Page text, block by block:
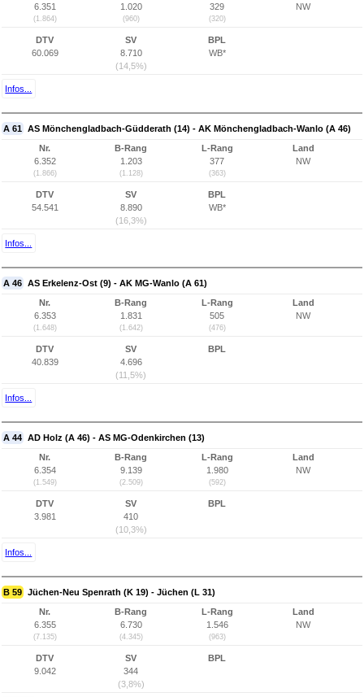
6.351
(1.864)
1.020
(960)
329
(320)
NW
DTV
60.069
SV
8.710
(14,5%)
BPL
WB*
Infos...
A 61 AS Mönchengladbach-Güdderath (14) - AK Mönchengladbach-Wanlo (A 46)
Nr.
6.352
(1.866)
B-Rang
1.203
(1.128)
L-Rang
377
(363)
Land
NW
DTV
54.541
SV
8.890
(16,3%)
BPL
WB*
Infos...
A 46 AS Erkelenz-Ost (9) - AK MG-Wanlo (A 61)
Nr.
6.353
(1.648)
B-Rang
1.831
(1.642)
L-Rang
505
(476)
Land
NW
DTV
40.839
SV
4.696
(11,5%)
BPL
Infos...
A 44 AD Holz (A 46) - AS MG-Odenkirchen (13)
Nr.
6.354
(1.549)
B-Rang
9.139
(2.509)
L-Rang
1.980
(592)
Land
NW
DTV
3.981
SV
410
(10,3%)
BPL
Infos...
B 59 Jüchen-Neu Spenrath (K 19) - Jüchen (L 31)
Nr.
6.355
(7.135)
B-Rang
6.730
(4.345)
L-Rang
1.546
(963)
Land
NW
DTV
9.042
SV
344
(3,8%)
BPL